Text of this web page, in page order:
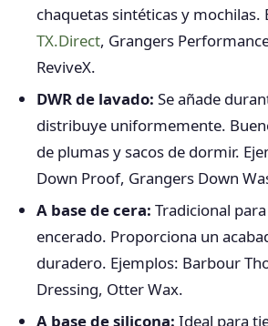
chaquetas sintéticas y mochilas.
TX.Direct, Grangers
ReviveX.
DWR de lavado: Se añade
distribuye uniformemente.
de plumas y sacos de dormir.
Down Proof, Grangers Down
A base de cera: Tradicional
encerado. Proporciona un
duradero. Ejemplos: Barbour
Dressing, Otter Wax.
A base de silicona: Ideal para